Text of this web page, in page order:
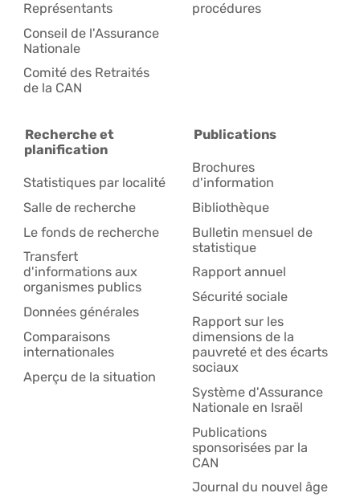
Représentants
Conseil de l'Assurance
Nationale
Comité des Retraités
de la CAN
procédures
Recherche et
planification
Statistiques par localité
Salle de recherche
Le fonds de recherche
Transfert
d'informations aux
organismes publics
Données générales
Comparaisons
internationales
Aperçu de la situation
Publications
Brochures
d'information
Bibliothèque
Bulletin mensuel de
statistique
Rapport annuel
Sécurité sociale
Rapport sur les
dimensions de la
pauvreté et des écarts
sociaux
Système d'Assurance
Nationale en Israël
Publications
sponsorisées par la
CAN
Journal du nouvel âge